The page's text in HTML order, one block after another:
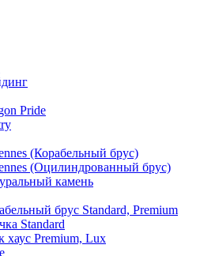
Pride
(Корабельный брус)
(Оцилиндрованный брус)
камень
брус Standard, Premium
Standard
хаус Premium, Lux